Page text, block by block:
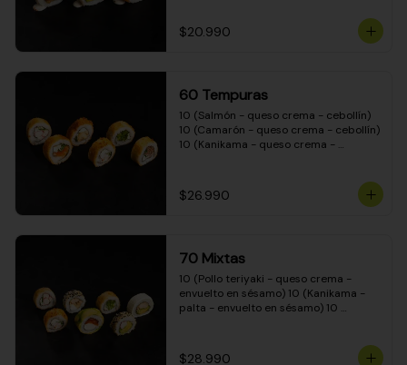
$20.990
60 Tempuras
10 (Salmón - queso crema - cebollín)
10 (Camarón - queso crema - cebollín)
10 (Kanikama - queso crema -
crema - cebollín) 10 (Carne - queso
crema - cebollín)
$26.990
70 Mixtas
10 (Pollo teriyaki - queso crema -
envuelto en sésamo) 10 (Kanikama -
palta - envuelto en sésamo) 10
- envuelto en queso crema) 10
$28.990